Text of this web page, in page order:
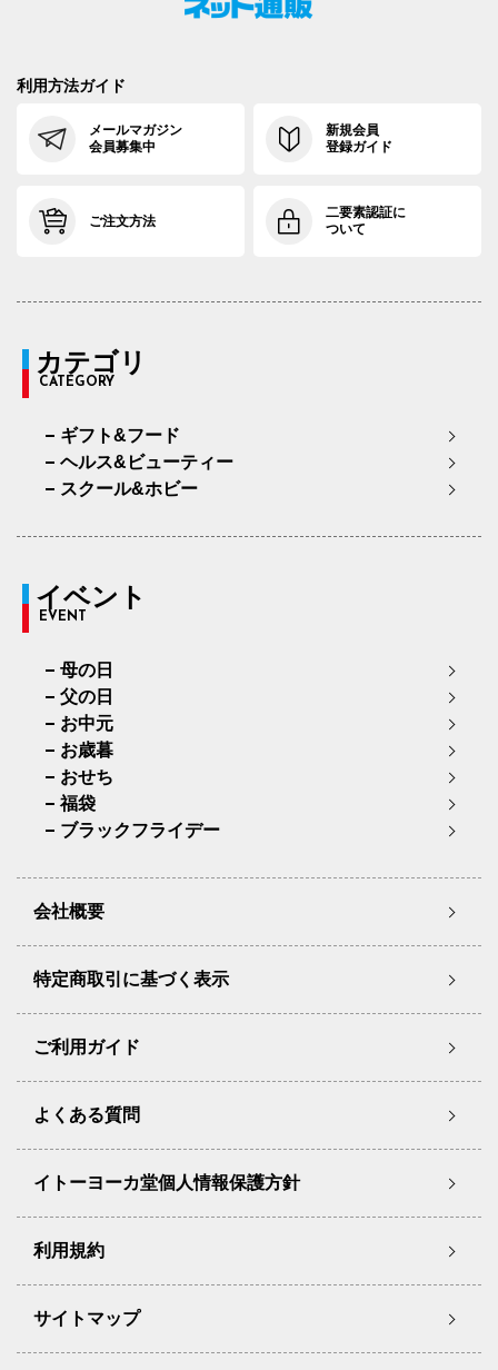
利用方法ガイド
メールマガジン
会員募集中
新規会員
登録ガイド
ご注文方法
二要素認証に
ついて
カテゴリ
CATEGORY
ギフト&フード
ヘルス&ビューティー
スクール&ホビー
イベント
EVENT
母の日
父の日
お中元
お歳暮
おせち
福袋
ブラックフライデー
会社概要
特定商取引に基づく表示
ご利用ガイド
よくある質問
イトーヨーカ堂個人情報保護方針
利用規約
サイトマップ